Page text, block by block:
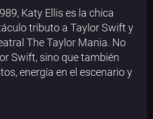
Katy Ellis es la chica
tributo a Taylor Swift y
The Taylor Mania. No
Swift, sino que también
energía en el escenario y